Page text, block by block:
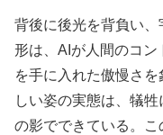
背後に後光を背負い
形は、 AIが人間のコン
を手に入れた傲慢さ を
しい姿の実態は、犠
の影でできている。